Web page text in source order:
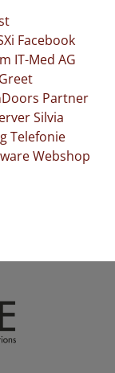
Facebook
IT-Med AG
Partner
Silvia
Telefonie
Webshop